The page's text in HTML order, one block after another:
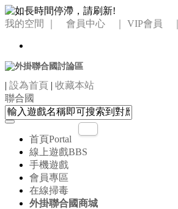
我的空間 ｜ 會員中心 ｜ VIP會員 ｜
| 設為首頁 | 收藏本站
聯合國
首頁Portal
線上遊戲BBS
手機遊戲
會員專區
在線掃毒
外掛聯合國商城